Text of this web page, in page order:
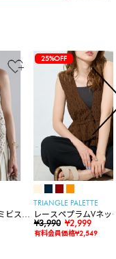
スチ
25%OFF
TRIANGLE PALETTE
レースペプラムVネッ
ト
¥3,990 ¥2,999
有料会員価格¥2,549